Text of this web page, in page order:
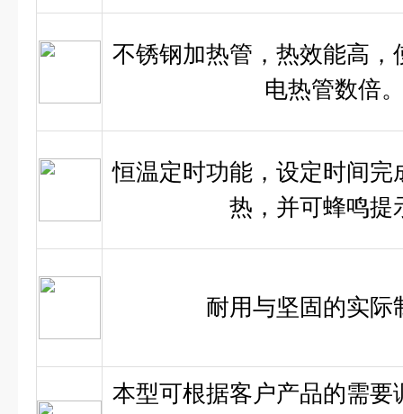
不锈钢加热管，热效能高，
电热管数倍
恒温定时功能，设定时间完
热，并可蜂鸣提
耐用与坚固的实际
本型可根据客户产品的需要